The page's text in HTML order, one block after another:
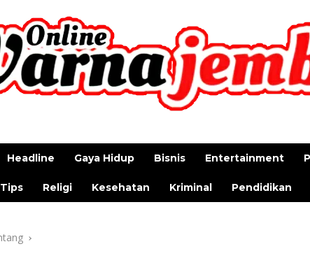
Headline Gaya Hidup Bisnis Entertainment
Tips Religi Kesehatan Kriminal Pendidikan